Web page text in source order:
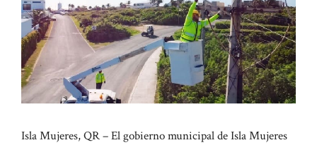
Isla Mujeres, QR – El gobierno municipal de Isla Mujeres